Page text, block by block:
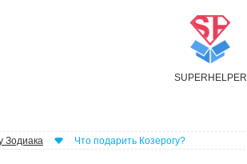
SUPER H ELPER
Зодиака Что подарить Козерогу?